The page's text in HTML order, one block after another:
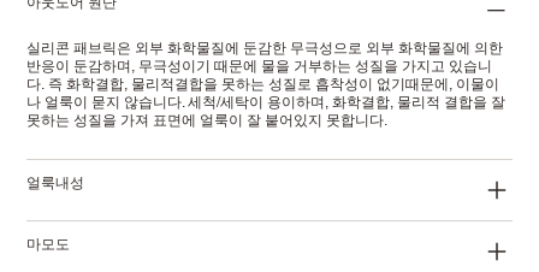
실리콘 패브릭은 외부 화학물질에 둔감한 무극성으로 외부 화학물질에 의한
반응이 둔감하며, 무극성이기 때문에 물을 거부하는 성질을 가지고 있습니
다. 즉 화학결합, 물리적결합을 못하는 성질로 흡착성이 없기때문에, 이물이
나 얼룩이 묻지 않습니다. 세척/세탁이 용이하며, 화학결합, 물리적 결합을 잘
못하는 성질을 가져 표면에 얼룩이 잘 붙어있지 못합니다.
얼룩내성
마모도